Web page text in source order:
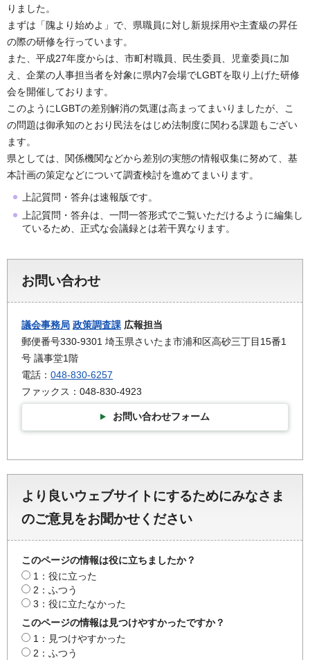
りました。
まずは「隗より始めよ」で、県職員に対し新規採用や主査級の昇任
の際の研修を行っています。
また、平成27年度からは、市町村職員、民生委員、児童委員に加
え、企業の人事担当者を対象に県内7会場でLGBTを取り上げた研修
会を開催しております。
このようにLGBTの差別解消の気運は高まってまいりましたが、こ
の問題は御承知のとおり民法をはじめ法制度に関わる課題もござい
ます。
県としては、関係機関などから差別の実態の情報収集に努めて、基
本計画の策定などについて調査検討を進めてまいります。
上記質問・答弁は速報版です。
上記質問・答弁は、一問一答形式でご覧いただけるように編集し
ているため、正式な会議録とは若干異なります。
お問い合わせ
議会事務局 政策調査課 広報担当
郵便番号330-9301 埼玉県さいたま市浦和区高砂三丁目15番1
号 議事堂1階
電話： 048-830-6257
ファックス：048-830-4923
お問い合わせフォーム
より良いウェブサイトにするためにみなさま
のご意見をお聞かせください
このページの情報は役に立ちましたか？
1：役に立った
2：ふつう
3：役に立たなかった
このページの情報は見つけやすかったですか？
1：見つけやすかった
2：ふつう